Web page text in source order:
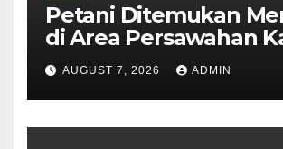
Petani Ditemukan
di Area Persawahan
Polisi Pastikan Tidak
Tanda Kekerasan
AUGUST 7, 2026 ADMIN